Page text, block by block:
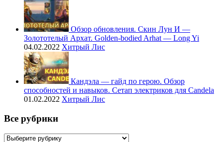
Обзор обновления. Скин Лун И —
Золототелый Архат. Golden-bodied Arhat — Long Yi
04.02.2022 Хитрый Лис
Кандэла — гайд по герою. Обзор
способностей и навыков. Сетап электриков для Candela
01.02.2022 Хитрый Лис
Все рубрики
Все